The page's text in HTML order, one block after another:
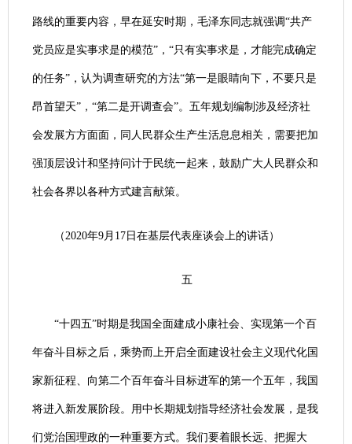
路线的重要内容，早在延安时期，毛泽东同志就强调“共产
党员应是实事求是的模范”，“只有实事求是，才能完成确定
的任务”，认为调查研究的方法“第一是眼睛向下，不要只是
昂首望天”，“第二是开调查会”。五年规划编制涉及经济社
会发展方方面面，同人民群众生产生活息息相关，需要把加
强顶层设计和坚持问计于民统一起来，鼓励广大人民群众和
社会各界以各种方式建言献策。
（2020年9月17日在基层代表座谈会上的讲话）
五
“十四五”时期是我国全面建成小康社会、实现第一个百
年奋斗目标之后，乘势而上开启全面建设社会主义现代化国
家新征程、向第二个百年奋斗目标进军的第一个五年，我国
将进入新发展阶段。用中长期规划指导经济社会发展，是我
们党治国理政的一种重要方式。我们要着眼长远、把握大